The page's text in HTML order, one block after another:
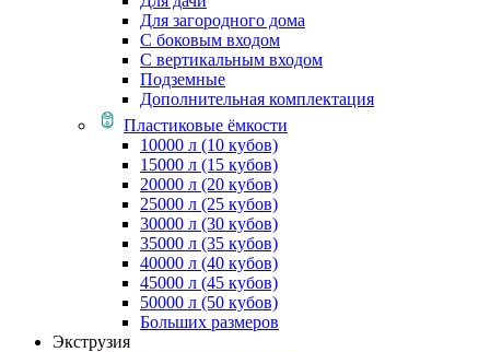
Для загородного дома
С боковым входом
С вертикальным входом
Подземные
Дополнительная комплектация
Пластиковые ёмкости
10000 л (10 кубов)
15000 л (15 кубов)
20000 л (20 кубов)
25000 л (25 кубов)
30000 л (30 кубов)
35000 л (35 кубов)
40000 л (40 кубов)
45000 л (45 кубов)
50000 л (50 кубов)
Больших размеров
Экструзия